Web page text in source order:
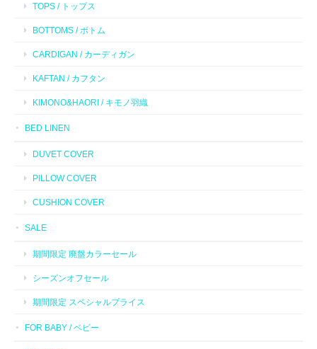
TOPS / トップス
BOTTOMS / ボトム
CARDIGAN / カーディガン
KAFTAN / カフタン
KIMONO&HAORI / キモノ羽織
BED LINEN
DUVET COVER
PILLOW COVER
CUSHION COVER
SALE
期間限定 廃盤カラーセール
シーズンオフセール
期間限定 スペシャルプライス
FOR BABY / ベビー